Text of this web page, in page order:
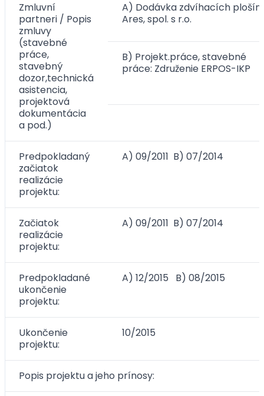
Zmluvní
partneri / Popis
zmluvy
(stavebné
práce,
stavebný
dozor,technická
asistencia,
projektová
dokumentácia
a pod.)
A) Dodávka zdvíhacích plošín:
Ares, spol. s r.o.
B) Projekt.práce, stavebné
práce: Združenie ERPOS-IKP
Predpokladaný
začiatok
realizácie
projektu:
A) 09/2011 B) 07/2014
Začiatok
realizácie
projektu:
A) 09/2011 B) 07/2014
Predpokladané
ukončenie
projektu:
A) 12/2015 B) 08/2015
Ukončenie
projektu:
10/2015
Popis projektu a jeho prínosy: